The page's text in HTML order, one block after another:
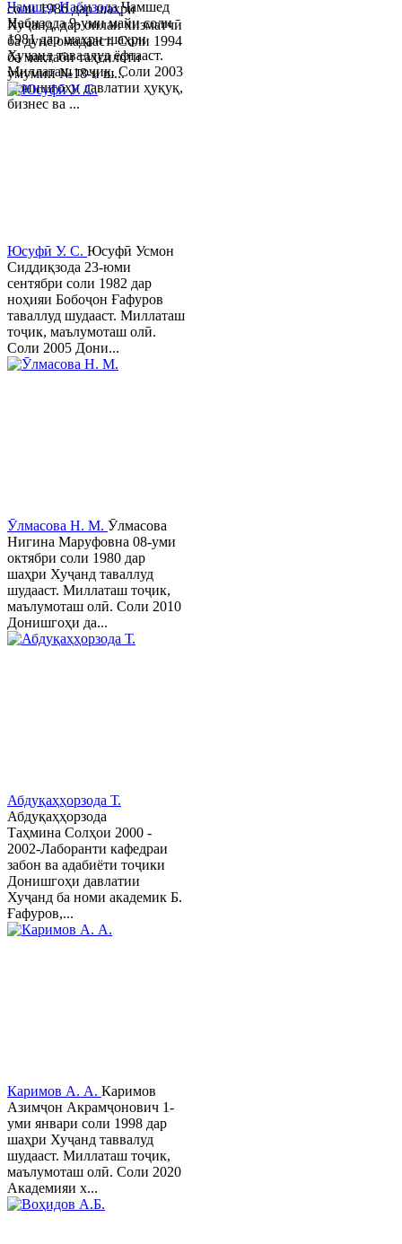
Ҷамшед НабизодаҶамшед
Набизода 9-уми майи соли
1981 дар шаҳри шаҳри
Хуҷанд таваллуд ёфтааст.
Миллаташ тоҷик. Соли 2003
Донишгоҳи давлатии ҳуқуқ,
бизнес ва ...
соли 1986 дар шаҳри
Хуҷанд, дар оилаи хизматчӣ
ба дунё омадааст. Соли 1994
ба мактаби таҳсилоти
умумии №18-и ш...
Юсуфӣ У. C. Юсуфӣ Усмон
Сиддиқзода 23-юми
сентябри соли 1982 дар
ноҳияи Бобоҷон Ғафуров
таваллуд шудааст. Миллаташ
тоҷик, маълумоташ олӣ.
Соли 2005 Дони...
Ӯлмасова Н. М. Ӯлмасова
Нигина Маруфовна 08-уми
октябри соли 1980 дар
шаҳри Хуҷанд таваллуд
шудааст. Миллаташ тоҷик,
маълумоташ олӣ. Соли 2010
Донишгоҳи да...
Абдуқаҳҳорзода Т.
Абдуқаҳҳорзода
Таҳмина Солҳои 2000 -
2002-Лаборанти кафедраи
забон ва адабиёти тоҷики
Донишгоҳи давлатии
Хуҷанд ба номи академик Б.
Ғафуров,...
Каримов А. А. Каримов
Азимҷон Акрамҷонович 1-
уми январи соли 1998 дар
шаҳри Хуҷанд таввалуд
шудааст. Миллаташ тоҷик,
маълумоташ олӣ. Соли 2020
Академияи х...